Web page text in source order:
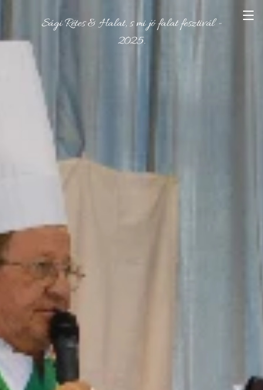
Sági Rétes & Halat, s mi jó falat fesztivál -
2025.